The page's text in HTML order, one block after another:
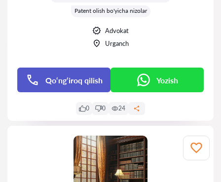
Patent olish bo'yicha nizolar
Advokat
Urganch
Qo‘ng‘iroq qilish Yozish
0 0 24